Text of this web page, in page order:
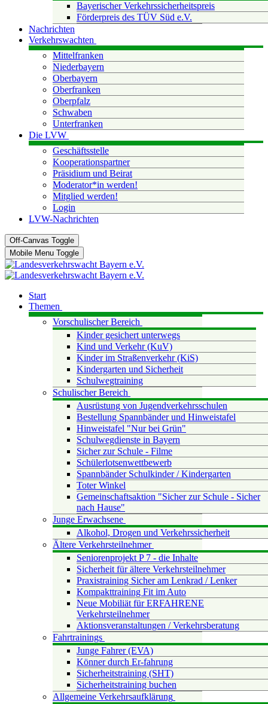
Bayerischer Verkehrssicherheitspreis
Förderpreis des TÜV Süd e.V.
Nachrichten
Verkehrswachten
Mittelfranken
Niederbayern
Oberbayern
Oberfranken
Oberpfalz
Schwaben
Unterfranken
Die LVW
Geschäftsstelle
Kooperationspartner
Präsidium und Beirat
Moderator*in werden!
Mitglied werden!
Login
LVW-Nachrichten
Off-Canvas Toggle
Mobile Menu Toggle
Start
Themen
Vorschulischer Bereich
Kinder gesichert unterwegs
Kind und Verkehr (KuV)
Kinder im Straßenverkehr (KiS)
Kindergarten und Sicherheit
Schulwegtraining
Schulischer Bereich
Ausrüstung von Jugendverkehrsschulen
Bestellung Spannbänder und Hinweistafel
Hinweistafel "Nur bei Grün"
Schulwegdienste in Bayern
Sicher zur Schule - Filme
Schülerlotsenwettbewerb
Spannbänder Schulkinder / Kindergarten
Toter Winkel
Gemeinschaftsaktion "Sicher zur Schule - Sicher
nach Hause"
Junge Erwachsene
Alkohol, Drogen und Verkehrssicherheit
Ältere Verkehrsteilnehmer
Seniorenprojekt P 7 - die Inhalte
Sicherheit für ältere Verkehrsteilnehmer
Praxistraining Sicher am Lenkrad / Lenker
Kompakttraining Fit im Auto
Neue Mobiliät für ERFAHRENE
Verkehrsteilnehmer
Aktionsveranstaltungen / Verkehrsberatung
Fahrtrainings
Junge Fahrer (EVA)
Könner durch Er-fahrung
Sicherheitstraining (SHT)
Sicherheitstraining buchen
Allgemeine Verkehrsaufklärung